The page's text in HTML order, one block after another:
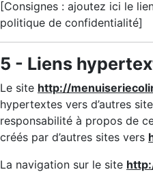
[Consignes : ajoutez ici le
politique de confidentialité]
5 - Liens
Le site http://
hypertextes vers d’autres
responsabilité à propos de
créés par d’autres sites vers
La navigation sur le site